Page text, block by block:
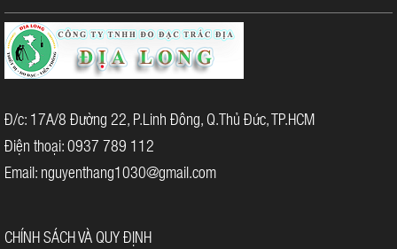
Thông số kỹ thuật của máy đo khoảng cách bosch GLM
50
MODEL
BOSCH GLM 50
Độ chính xác
Đ/c: 17A/8 Đường 22, P.Linh Đông, Q.Thủ Đức, TP.HCM
Điện thoại: 0937 789 112
Email: nguyenthang1030@gmail.com
CHÍNH SÁCH VÀ QUY ĐỊNH